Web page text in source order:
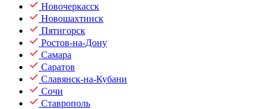
Новочеркасск
Новошахтинск
Пятигорск
Ростов-на-Дону
Самара
Саратов
Славянск-на-Кубани
Сочи
Ставрополь